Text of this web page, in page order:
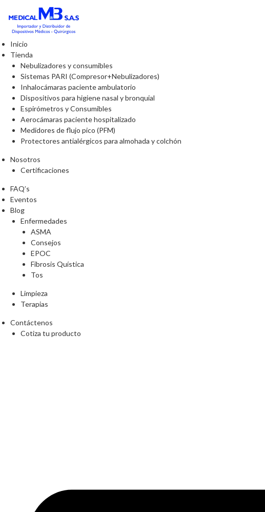
Inicio
Tienda
Nebulizadores y consumibles
Sistemas PARI (Compresor+Nebulizadores)
Inhalocámaras paciente ambulatorio
Dispositivos para higiene nasal y bronquial
Espirómetros y Consumibles
Aerocámaras paciente hospitalizado
Medidores de flujo pico (PFM)
Protectores antialérgicos para almohada y colchón
Nosotros
Certificaciones
FAQ’s
Eventos
Blog
Enfermedades
ASMA
Consejos
EPOC
Fibrosis Quística
Tos
Limpieza
Terapias
Contáctenos
Cotiza tu producto